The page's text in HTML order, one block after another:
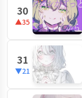
30
▲35
31
▼21